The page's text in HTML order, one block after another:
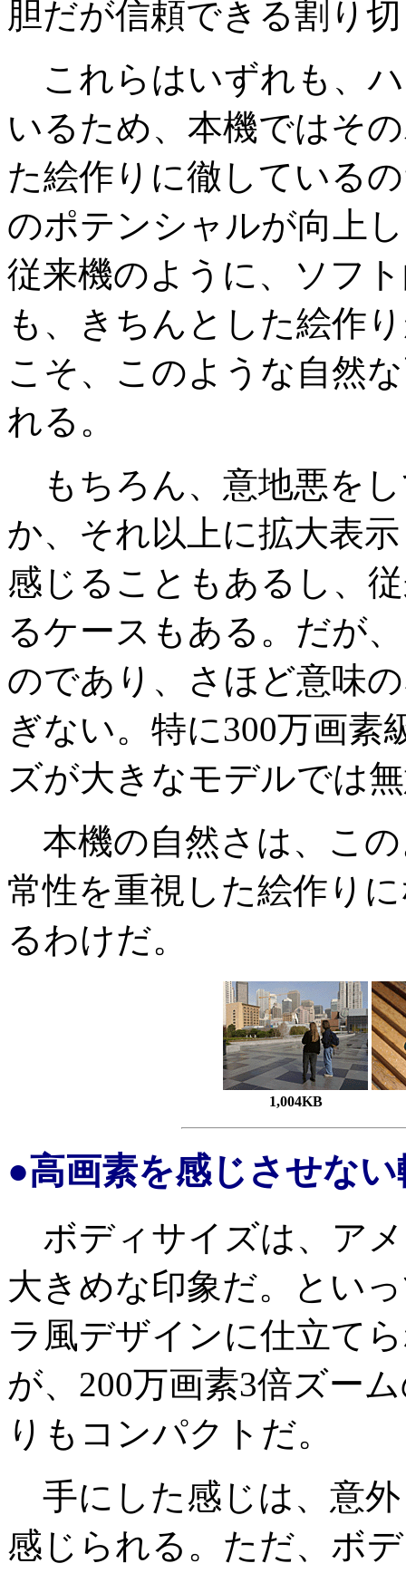
胆だが信頼できる割り
これらはいずれも、
いるため、本機ではそ
た絵作りに徹している
のポテンシャルが向上
従来機のように、ソフ
も、きちんとした絵作
こそ、このような自然
れる。
もちろん、意地悪を
か、それ以上に拡大表
感じることもあるし、
るケースもある。だが
のであり、さほど意味
ぎない。特に300万画
ズが大きなモデルでは
本機の自然さは、こ
常性を重視した絵作り
るわけだ。
1,004KB
●高画素を感じさせな
ボディサイズは、ア
大きめな印象だ。とい
ラ風デザインに仕立て
が、200万画素3倍ズー
りもコンパクトだ。
手にした感じは、意
感じられる。ただ、ボ